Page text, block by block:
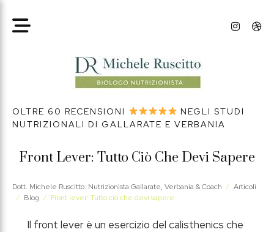
OLTRE 60 RECENSIONI
NEGLI STUDI
NUTRIZIONALI DI GALLARATE E VERBANIA
Front Lever: Tutto Ciò Che Devi Sapere
Dott. Michele Ruscitto: Nutrizionista Gallarate, Verbania & Coach ⁄ Articoli
⁄ Blog ⁄ Front lever: Tutto ciò che devi sapere
Il front lever è un esercizio del calisthenics che